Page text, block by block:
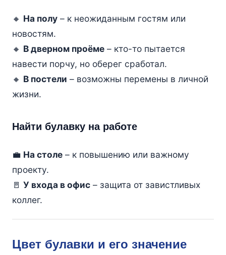
🔸 На полу– к неожиданным гостям или
новостям.
🔸 В дверном проёме– кто-то пытается
навести порчу, но оберег сработал.
🔸 В постели – возможны перемены в личной
жизни.
Найти булавку на работе
💼 На столе– к повышению или важному
проекту.
🚪 У входа в офис– защита от завистливых
коллег.
Цвет булавки и его значение